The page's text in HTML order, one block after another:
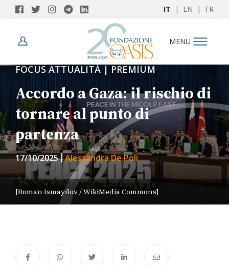
IT | EN | FR
MENU
FOCUS ATTUALITÀ | PREMIUM
Accordo a Gaza: il rischio di
tornare al punto di
partenza
17/10/2025 Alessandra De Poli
[Roman Ismayilov / WikiMedia Commons]